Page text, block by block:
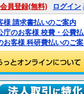
会員登録(無料) ログイン
様 請求書払いのご案内
庁のお客様 校費・公費
お客様 科研費払いのご